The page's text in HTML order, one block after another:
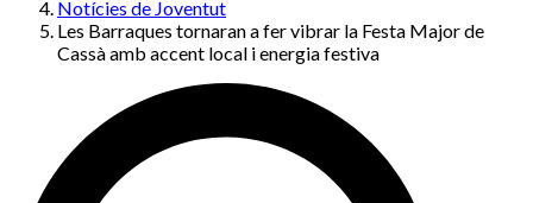
Notícies de Joventut
Les Barraques tornaran a fer vibrar la Festa Major de
Cassà amb accent local i energia festiva